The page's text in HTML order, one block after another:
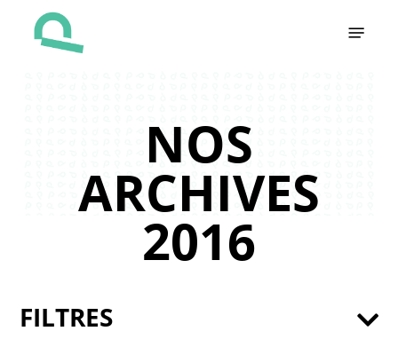
NOS
ARCHIVES
2016
FILTRES